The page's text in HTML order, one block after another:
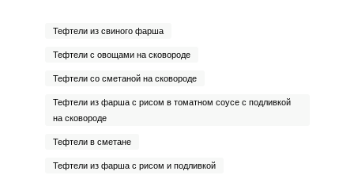
Тефтели из свиного фарша
Тефтели с овощами на сковороде
Тефтели со сметаной на сковороде
Тефтели из фарша с рисом в томатном соусе с подливкой
на сковороде
Тефтели в сметане
Тефтели из фарша с рисом и подливкой